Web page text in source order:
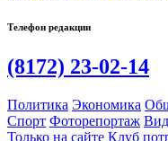
Телефон редакции
(8172) 23-02-14
Политика Экономика
Спорт Фоторепортаж
Только на сайте Клуб